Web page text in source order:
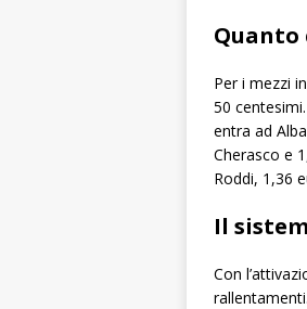
Quanto
Per i mezzi in
50
entra ad
Cherasco e
Roddi, 1,36
Il
Con